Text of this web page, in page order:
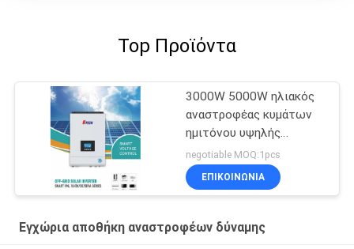
Top Προϊόντα
3000W 5000W ηλιακός
αναστροφέας κυμάτων
ημιτόνου υψηλής
συχνότητας καθαρός με
MPPT
negotiable MOQ:1pcs
ΕΠΙΚΟΙΝΩΝΙΑ
Εγχώρια αποθήκη αναστροφέων δύναμης